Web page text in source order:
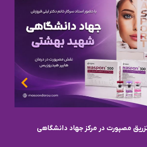
تزریق مصپورت در مرکز جهاد دانشگاهی